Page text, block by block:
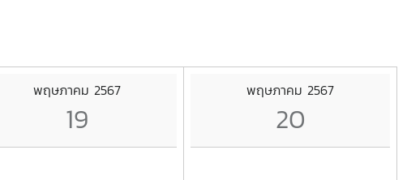
พฤษภาคม 2567
19
พฤษภาคม 2567
20